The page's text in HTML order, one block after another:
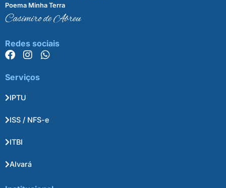
Poema Minha Terra
Casimiro de Abreu
Redes sociais
Serviços
IPTU
ISS / NFS-e
ITBI
Alvará